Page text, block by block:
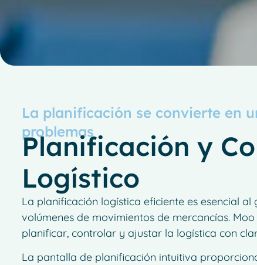
La planificación se convierte en
problemas
Planificación y
Logístico
La planificación logística eficiente es esencial al
volúmenes de movimientos de mercancías.
planificar, controlar y ajustar la logística con
La pantalla de planificación intuitiva